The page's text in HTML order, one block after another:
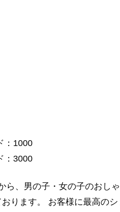
：1000
：3000
ら、男の子・女の子のおし
ります。 お客様に最高の